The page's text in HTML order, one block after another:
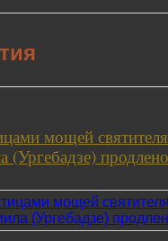
мощей
(Ургебадзе)